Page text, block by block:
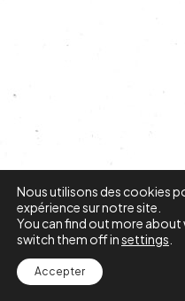
Nous utilisons des cookies
expérience sur notre site.
You can find out more about
switch them off insettings
Accepter